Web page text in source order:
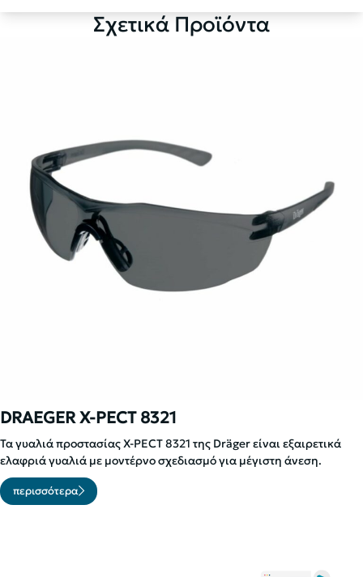
Σχετικά Προϊόντα
DRAEGER X-PECT 8321
Τα γυαλιά προστασίας X-PECT 8321 της Dräger είναι εξαιρετικά
ελαφριά γυαλιά με μοντέρνο σχεδιασμό για μέγιστη άνεση.
περισσότερα